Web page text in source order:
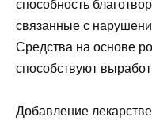
способность
связанные с
Средства на основе
способствуют
Добавление